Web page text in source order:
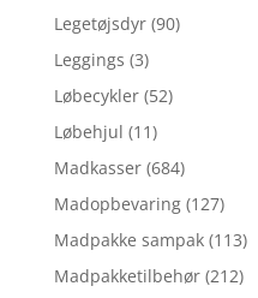
Legetøjsdyr (90)
Leggings (3)
Løbecykler (52)
Løbehjul (11)
Madkasser (684)
Madopbevaring (127)
Madpakke sampak (113)
Madpakketilbehør (212)